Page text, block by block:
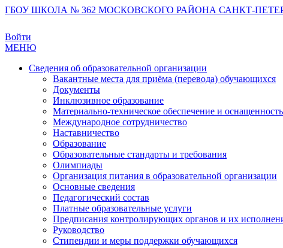
ГБОУ ШКОЛА № 362 МОСКОВСКОГО РАЙОНА САНКТ-
Войти
МЕНЮ
Сведения об образовательной организации
Вакантные места для приёма (перевода) обучающихся
Документы
Инклюзивное образование
Материально-техническое обеспечение и
Международное сотрудничество
Наставничество
Образование
Образовательные стандарты и требования
Олимпиады
Организация питания в образовательной организации
Основные сведения
Педагогический состав
Платные образовательные услуги
Предписания контролирующих органов и их
Руководство
Стипендии и меры поддержки обучающихся